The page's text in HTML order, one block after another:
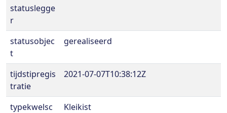
statuslegge
r
statusobjec
t
gerealiseerd
tijdstipregis
tratie
2021-07-07T10:38:12Z
typekwelsc
Kleikist